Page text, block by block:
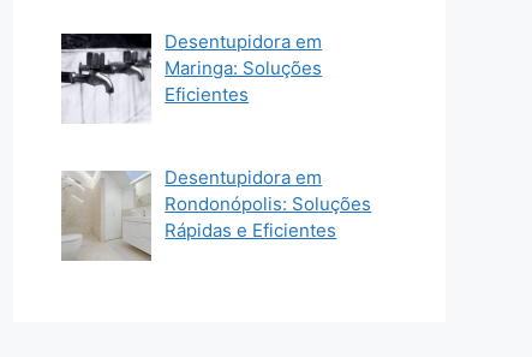
Desentupidora em
Maringa: Soluções
Eficientes
Desentupidora em
Rondonópolis: Soluções
Rápidas e Eficientes